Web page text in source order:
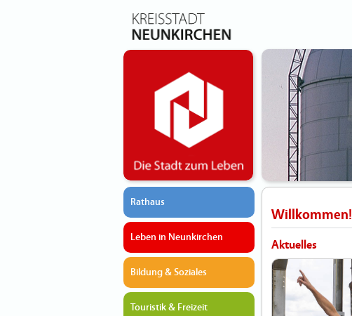
Rathaus
Leben in Neunkirchen
Bildung & Soziales
Touristik & Freizeit
Willkommen!
Aktuelles